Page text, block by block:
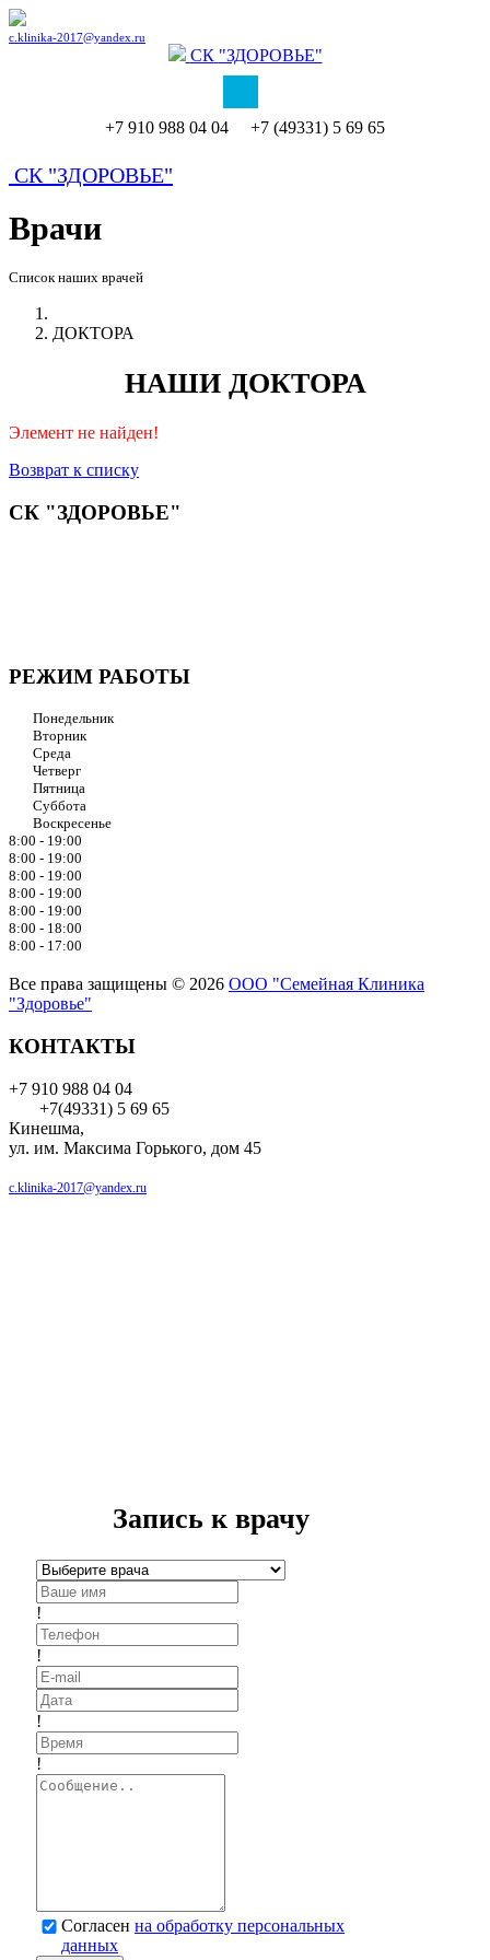
c.klinika-2017@yandex.ru
СК "ЗДОРОВЬЕ"
+7 910 988 04 04 +7 (49331) 5 69 65
СК "ЗДОРОВЬЕ"
Врачи
Список наших врачей
ДОКТОРА
НАШИ ДОКТОРА
Элемент не найден!
Возврат к списку
СК "ЗДОРОВЬЕ"
РЕЖИМ РАБОТЫ
Понедельник
Вторник
Среда
Четверг
Пятница
Суббота
Воскресенье
8:00 - 19:00
8:00 - 19:00
8:00 - 19:00
8:00 - 19:00
8:00 - 19:00
8:00 - 18:00
8:00 - 17:00
Все права защищены © 2026 ООО "Семейная Клиника
"Здоровье"
КОНТАКТЫ
+7 910 988 04 04
+7(49331) 5 69 65
Кинешма,
ул. им. Максима Горького, дом 45
c.klinika-2017@yandex.ru
Запись к врачу
!
!
!
!
Согласен на обработку персональных
данных